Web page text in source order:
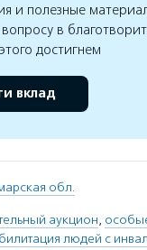
и полезные
в
достигнем
вклад
обл.
аукцион,
людей с